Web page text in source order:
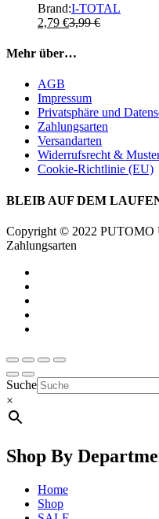
Brand:I-TOTAL
2,79 €3,99€
Mehr über…
AGB
Impressum
Privatsphäre und
Zahlungsarten
Versandarten
Widerrufsrecht &
Cookie-Richtlinie (EU)
BLEIB AUF DEM
Copyright © 2022 PUTOMO
Zahlungsarten
Suche
×
Shop By
Home
Shop